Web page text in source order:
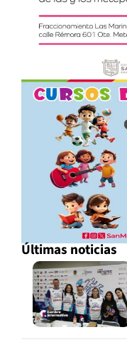
Últimas noticias